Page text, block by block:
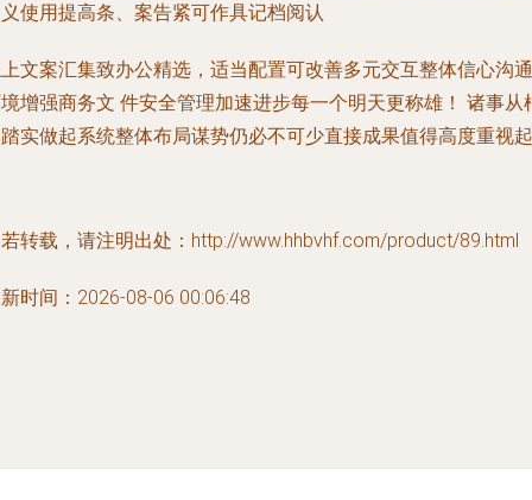
使用提高条、案告紧可作具记档阅认
文案汇集致办公精选，适当配置可改善多元交互整体信心沟通
增强商务文 件安全管理加速进步每一个明天更称雄！ 诸事从
实做起系统整体布局谋势仍必不可少直接成果值得高度重视起
转载，请注明出处：http://www.hhbvhf.com/product/89.html
时间：2026-08-06 00:06:48